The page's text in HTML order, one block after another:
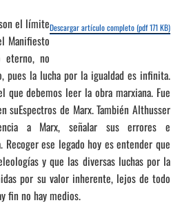
Descargar artículo completo (pdf 171 KB)
el límite
Manifiesto
eterno, no
la lucha por la igualdad es infinita.
debemos leer la obra marxiana. Fue
suEspectros de Marx. También Althusser
a Marx, señalar sus errores e
ese legado hoy es entender que
y que las diversas luchas por la
por su valor inherente, lejos de todo
fin no hay medios.